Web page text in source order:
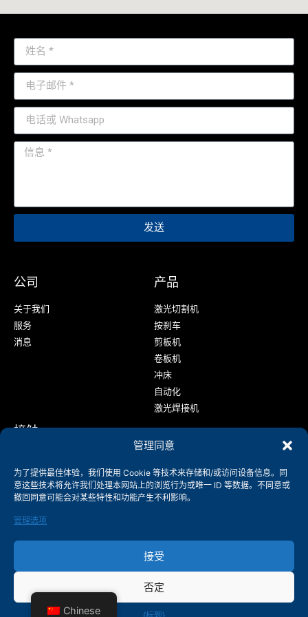
管理同意
为了提供最佳体验，我们使用 Cookie 等技术来存储和/或访问设备信息。同
意这些技术将允许我们处理本网站上的浏览行为或唯一 ID 等数据。不同意或
撤回同意可能会对某些特性和功能产生不利影响。
管理选项
接受
否定
发送
公司
关于我们
服务
消息
产品
激光切割机
按刹车
剪板机
卷板机
冲床
自动化
激光焊接机
接触
info@shenchong.com
中国江苏省无锡市阳山工业园区天顺路 214156
版权所有@2003-2024 无锡神冲锻压机械有限公司
Chinese